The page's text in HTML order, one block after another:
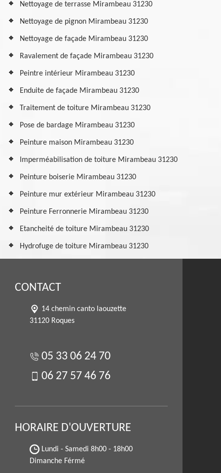
Nettoyage de terrasse Mirambeau 31230
Nettoyage de pignon Mirambeau 31230
Nettoyage de façade Mirambeau 31230
Ravalement de façade Mirambeau 31230
Peintre intérieur Mirambeau 31230
Enduite de façade Mirambeau 31230
Traitement de toiture Mirambeau 31230
Pose de bardage Mirambeau 31230
Peinture maison Mirambeau 31230
Imperméabilisation de toiture Mirambeau 31230
Peinture boiserie Mirambeau 31230
Peinture mur extérieur Mirambeau 31230
Peinture Ferronnerie Mirambeau 31230
Etancheité de toiture Mirambeau 31230
Hydrofuge de toiture Mirambeau 31230
CONTACT
14 chemin canto laouzette
31120 Roques
05 33 06 24 70
06 27 57 46 76
HORAIRE D'OUVERTURE
Lundi - Samedi 8h00 - 18h00
Dimanche Férmé